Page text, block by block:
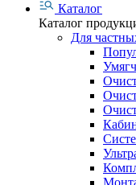
Каталог
Каталог
Для